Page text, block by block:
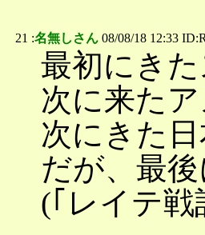
21 :名無しさん 08/08/18 12:33
最初にき
次に来た
次にきた
だが、最
(｢レイテ